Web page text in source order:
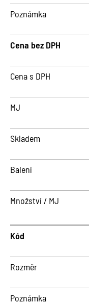
Poznámka
Cena bez DPH
Cena s DPH
MJ
Skladem
Balení
Množství / MJ
Kód
Rozměr
Poznámka